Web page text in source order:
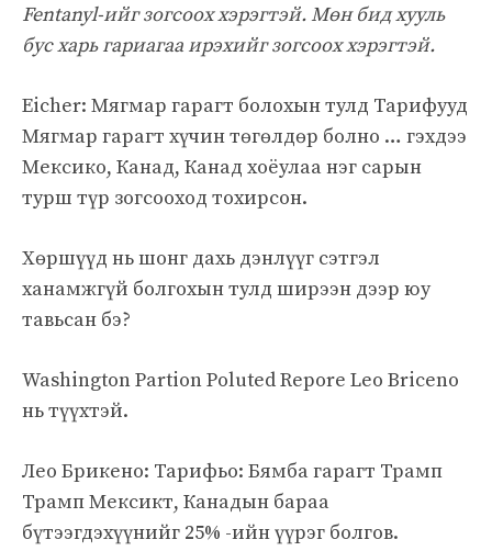
Fentanyl-ийг зогсоох хэрэгтэй. Мөн бид хууль
бус харь гариагаа ирэхийг зогсоох хэрэгтэй.
Eicher: Мягмар гарагт болохын тулд Тарифууд
Мягмар гарагт хүчин төгөлдөр болно … гэхдээ
Мексико, Канад, Канад хоёулаа нэг сарын
турш түр зогсооход тохирсон.
Хөршүүд нь шонг дахь дэнлүүг сэтгэл
ханамжгүй болгохын тулд ширээн дээр юу
тавьсан бэ?
Washington Partion Poluted Repore Leo Briceno
нь түүхтэй.
Лео Брикено: Тарифьо: Бямба гарагт Трамп
Трамп Мексикт, Канадын бараа
бүтээгдэхүүнийг 25% -ийн үүрэг болгов.